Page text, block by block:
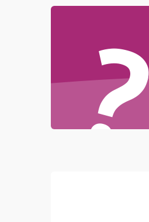
Проблемы с
Режим работы
Программные сбои